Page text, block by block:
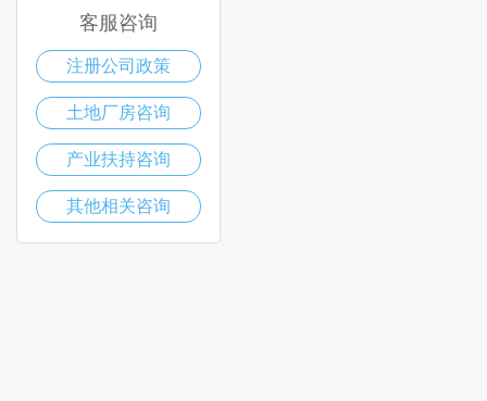
客服咨询
注册公司政策
土地厂房咨询
产业扶持咨询
其他相关咨询